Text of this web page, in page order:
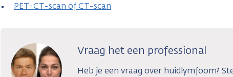
PET-CT-scan of CT-scan
Vraag het een professional
Heb je een vraag over huidlymfoom?